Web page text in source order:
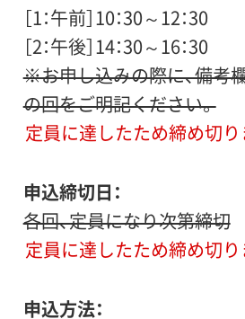
［1：午前］10：30～12：30
［2：午後］14：30～16：30
※お申し込みの際に、備考
の回をご明記ください。
定員に達したため締め切り
申込締切日
各回、定員になり次第締切
定員に達したため締め切り
申込方法